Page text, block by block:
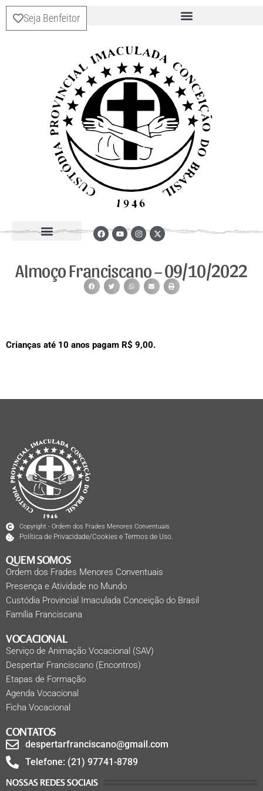
Seja Benfeitor
Almoço Franciscano – 09/10/2022
Crianças até 10 anos pagam R$ 9,00.
Copyright - Ordem dos Frades Menores Conventuais
Política de Privacidade/Cookies e Termos de Uso.
QUEM SOMOS
Ordem dos Frades Menores Conventuais
Presença e Atividade no Mundo
Custódia Provincial Imaculada Conceição do Brasil
Família Franciscana
VOCACIONAL
Serviço de Animação Vocacional (SAV)
Despertar Franciscano (Encontros)
Etapas de Formação
Agenda Vocacional
Ficha Vocacional
CONTATOS
despertarfranciscano@gmail.com
Telefone: (21) 97741-8789
NOSSAS REDES SOCIAIS